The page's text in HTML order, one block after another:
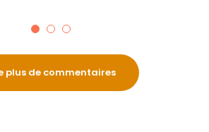
plus de commentaires